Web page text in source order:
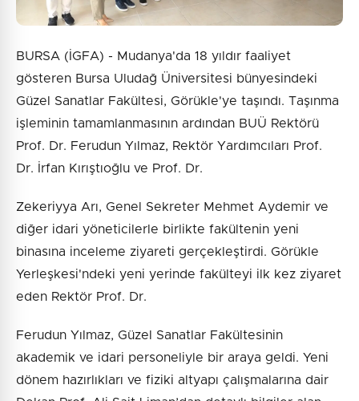
BURSA (İGFA) - Mudanya'da 18 yıldır faaliyet
gösteren Bursa Uludağ Üniversitesi bünyesindeki
Güzel Sanatlar Fakültesi, Görükle'ye taşındı. Taşınma
işleminin tamamlanmasının ardından BUÜ Rektörü
Prof. Dr. Ferudun Yılmaz, Rektör Yardımcıları Prof.
Dr. İrfan Kırıştıoğlu ve Prof. Dr.
Zekeriyya Arı, Genel Sekreter Mehmet Aydemir ve
diğer idari yöneticilerle birlikte fakültenin yeni
binasına inceleme ziyareti gerçekleştirdi. Görükle
Yerleşkesi'ndeki yeni yerinde fakülteyi ilk kez ziyaret
eden Rektör Prof. Dr.
Ferudun Yılmaz, Güzel Sanatlar Fakültesinin
akademik ve idari personeliyle bir araya geldi. Yeni
dönem hazırlıkları ve fiziki altyapı çalışmalarına dair